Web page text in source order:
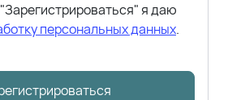
я даю
персональных данных.